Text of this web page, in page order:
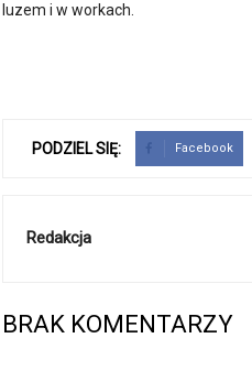
luzem i w workach.
PODZIEL SIĘ: Facebook
Redakcja
BRAK KOMENTARZY